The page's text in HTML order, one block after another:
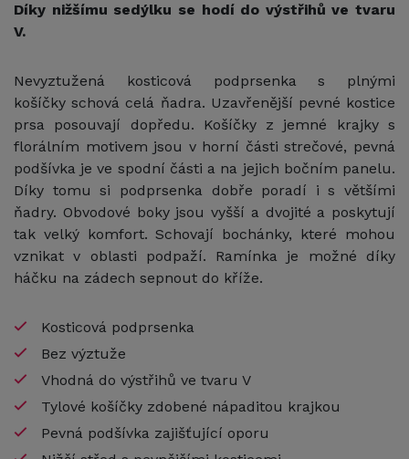
Díky nižšímu sedýlku se hodí do výstřihů ve tvaru
V.
Nevyztužená kosticová podprsenka s plnými
košíčky schová celá ňadra. Uzavřenější pevné kostice
prsa posouvají dopředu. Košíčky z jemné krajky s
florálním motivem jsou v horní části strečové, pevná
podšívka je ve spodní části a na jejich bočním panelu.
Díky tomu si podprsenka dobře poradí i s většími
ňadry. Obvodové boky jsou vyšší a dvojité a poskytují
tak velký komfort. Schovají bochánky, které mohou
vznikat v oblasti podpaží. Ramínka je možné díky
háčku na zádech sepnout do kříže.
Kosticová podprsenka
Bez výztuže
Vhodná do výstřihů ve tvaru V
Tylové košíčky zdobené nápaditou krajkou
Pevná podšívka zajišťující oporu